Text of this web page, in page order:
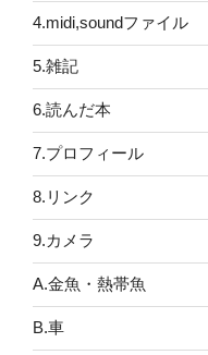
4.midi,soundファイル
5.雑記
6.読んだ本
7.プロフィール
8.リンク
9.カメラ
A.金魚・熱帯魚
B.車